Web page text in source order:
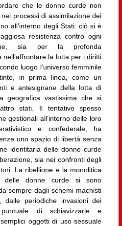
che le donne curde non
processi di assimilazione dei
all’interno degli Stati: ciò si è
resistenza contro ogni
sia per la profonda
la lotta per i diritti
luogo l’universo femminile
in prima linea, come un
e antesignane della lotta di
geografica vastissima che si
stati. Il tentativo spesso
gestionali all’interno delle loro
e confederale, ha
uno spazio di libertà senza
identitaria delle donne curde
sia nei confronti degli
La ribellione e la monolitica
delle donne curde si sono
sempre dagli schemi machisti
dalle periodiche invasioni dei
di schiavizzarle e
oggetti di uso sessuale